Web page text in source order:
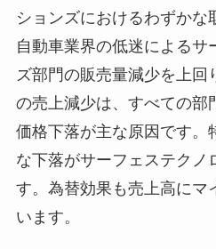
ションズにおけるわずかな
自動車業界の低迷によるサ
ズ部門の販売量減少を上回
の売上減少は、すべての部
価格下落が主な原因です。
な下落がサーフェステクノ
す。為替効果も売上高にマ
います。